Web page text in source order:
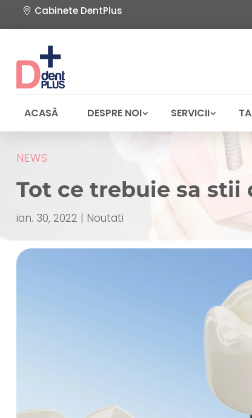
Cabinete DentPlus
ACASĂ DESPRE NOI SERVICII
NEWS
Tot ce trebuie sa
ian. 30, 2022 | Noutati